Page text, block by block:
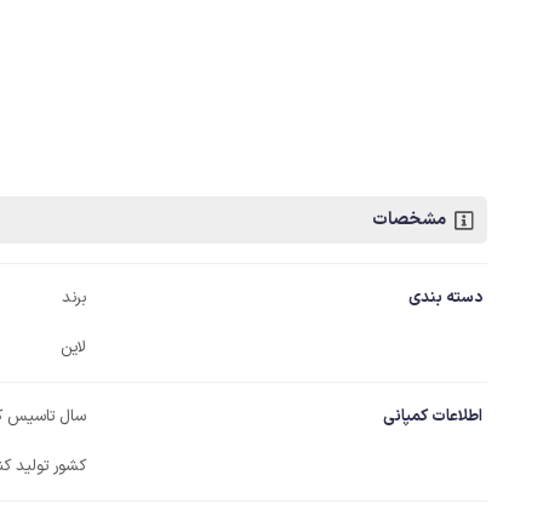
مشخصات
دسته بندی برند
لاین
اطلاعات کمپانی سال تاسیس
کشور تولید